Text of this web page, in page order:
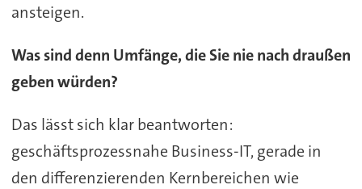
ansteigen.
Was sind denn Umfänge, die Sie nie nach draußen
geben würden?
Das lässt sich klar beantworten:
geschäftsprozessnahe Business-IT, gerade in
den differenzierenden Kernbereichen wie